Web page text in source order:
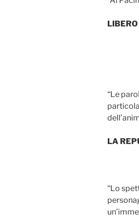
LIBERO
“Le
LA
“Lo